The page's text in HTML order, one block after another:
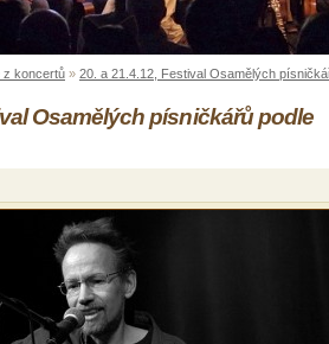
z koncertů » 20. a 21.4.12, Festival Osamělých
Osamělých písničkářů podle